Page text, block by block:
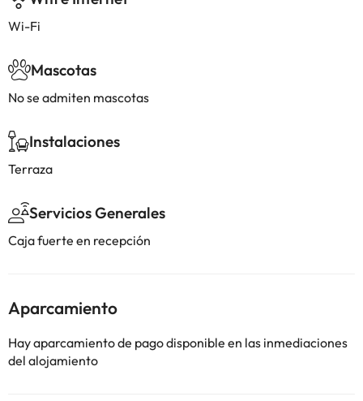
Wi-Fi
Mascotas
No se admiten mascotas
Instalaciones
Terraza
Servicios Generales
Caja fuerte en recepción
Aparcamiento
Hay aparcamiento de pago disponible en las inmediaciones
del alojamiento